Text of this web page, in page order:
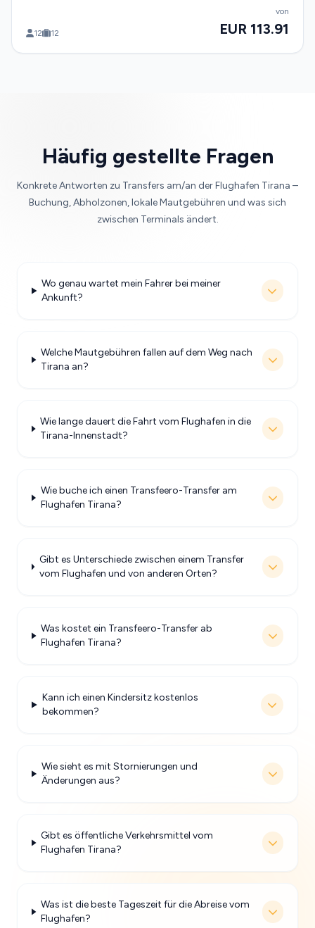
12 12
von
EUR 113.91
Häufig gestellte Fragen
Konkrete Antworten zu Transfers am/an der Flughafen Tirana –
Buchung, Abholzonen, lokale Mautgebühren und was sich
zwischen Terminals ändert.
Wo genau wartet mein Fahrer bei meiner
Ankunft?
Welche Mautgebühren fallen auf dem Weg nach
Tirana an?
Wie lange dauert die Fahrt vom Flughafen in die
Tirana-Innenstadt?
Wie buche ich einen Transfeero-Transfer am
Flughafen Tirana?
Gibt es Unterschiede zwischen einem Transfer
vom Flughafen und von anderen Orten?
Was kostet ein Transfeero-Transfer ab
Flughafen Tirana?
Kann ich einen Kindersitz kostenlos
bekommen?
Wie sieht es mit Stornierungen und
Änderungen aus?
Gibt es öffentliche Verkehrsmittel vom
Flughafen Tirana?
Was ist die beste Tageszeit für die Abreise vom
Flughafen?